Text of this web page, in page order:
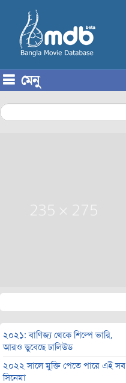
মেনু
২০২১: বাণিজ্য থেকে শিল্পে ভারি,
আরও ডুবেছে ঢালিউড
২০২২ সালে মুক্তি পেতে পারে এই সব
সিনেমা